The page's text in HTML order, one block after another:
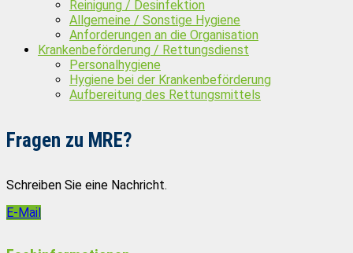
Reinigung / Desinfektion
Allgemeine / Sonstige Hygiene
Anforderungen an die Organisation
Krankenbeförderung / Rettungsdienst
Personalhygiene
Hygiene bei der Krankenbeförderung
Aufbereitung des Rettungsmittels
Fragen zu MRE?
Schreiben Sie eine Nachricht.
E-Mail